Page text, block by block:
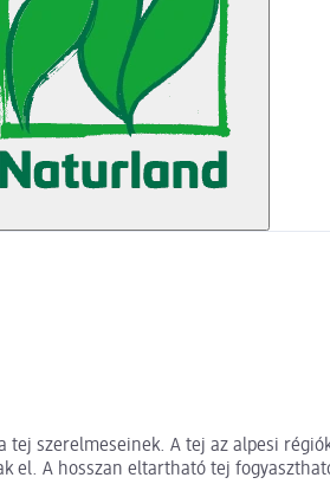
szerelmeseinek. A tej az alpesi
A hosszan eltartható tej